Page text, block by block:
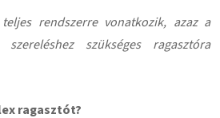
rendszerre vonatkozik, azaz a
szükséges ragasztóra
ragasztót?